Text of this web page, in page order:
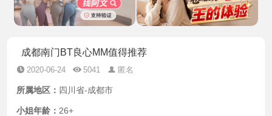
成都南门BT良心MM值得推荐
2020-06-24 5041 匿名
所属地区： 四川省-成都市
小姐年龄： 26+